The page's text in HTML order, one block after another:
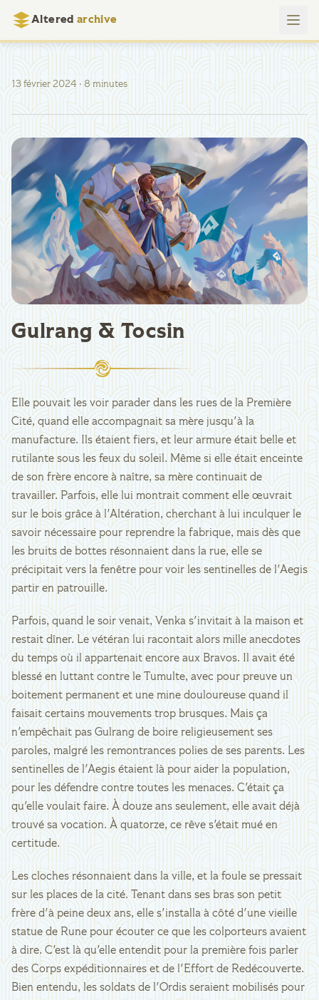
Altered archive
13 février 2024 · 8 minutes
Gulrang & Tocsin
Elle pouvait les voir parader dans les rues de la Première
Cité, quand elle accompagnait sa mère jusqu'à la
manufacture. Ils étaient fiers, et leur armure était belle et
rutilante sous les feux du soleil. Même si elle était enceinte
de son frère encore à naître, sa mère continuait de
travailler. Parfois, elle lui montrait comment elle œuvrait
sur le bois grâce à l'Altération, cherchant à lui inculquer le
savoir nécessaire pour reprendre la fabrique, mais dès que
les bruits de bottes résonnaient dans la rue, elle se
précipitait vers la fenêtre pour voir les sentinelles de l'Aegis
partir en patrouille.
Parfois, quand le soir venait, Venka s'invitait à la maison et
restait dîner. Le vétéran lui racontait alors mille anecdotes
du temps où il appartenait encore aux Bravos. Il avait été
blessé en luttant contre le Tumulte, avec pour preuve un
boitement permanent et une mine douloureuse quand il
faisait certains mouvements trop brusques. Mais ça
n'empêchait pas Gulrang de boire religieusement ses
paroles, malgré les remontrances polies de ses parents. Les
sentinelles de l'Aegis étaient là pour aider la population,
pour les défendre contre toutes les menaces. C'était ça
qu'elle voulait faire. À douze ans seulement, elle avait déjà
trouvé sa vocation. À quatorze, ce rêve s'était mué en
certitude.
Les cloches résonnaient dans la ville, et la foule se pressait
sur les places de la cité. Tenant dans ses bras son petit
frère d'à peine deux ans, elle s'installa à côté d'une vieille
statue de Rune pour écouter ce que les colporteurs avaient
à dire. C'est là qu'elle entendit pour la première fois parler
des Corps expéditionnaires et de l'Effort de Redécouverte.
Bien entendu, les soldats de l'Ordis seraient mobilisés pour